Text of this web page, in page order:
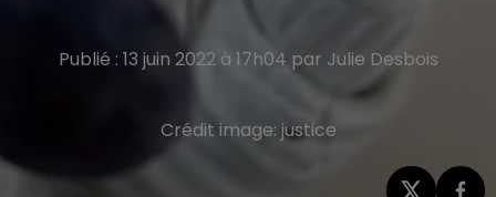
Publié : 13 juin 2022 à 17h04 par Julie Desbois
Crédit image: justice